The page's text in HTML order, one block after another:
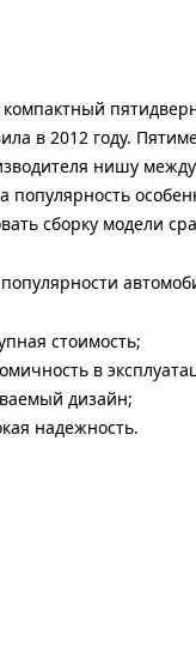
в 2012 году.
нишу
популярность
сборку модели
стоимость;
в
дизайн;
надежность.